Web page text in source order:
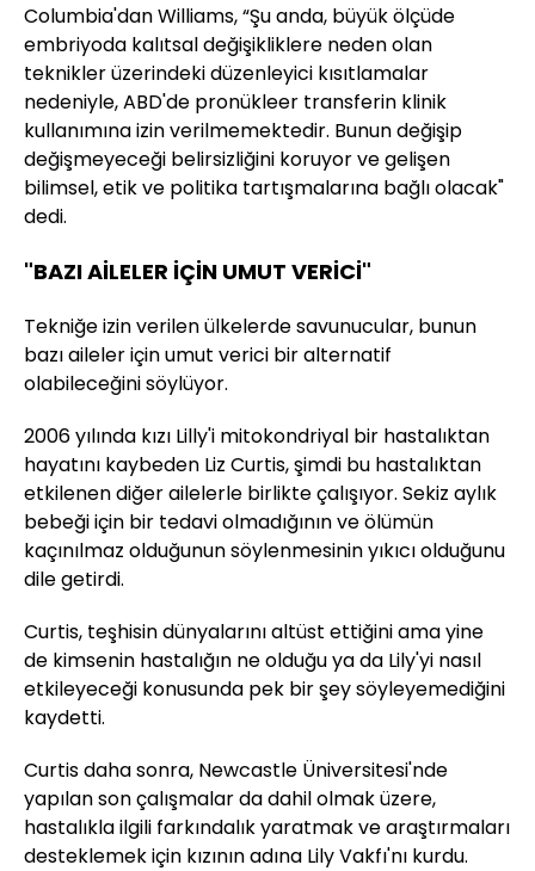
Columbia'dan Williams, “Şu anda, büyük ölçüde
embriyoda kalıtsal değişikliklere neden olan
teknikler üzerindeki düzenleyici kısıtlamalar
nedeniyle, ABD'de pronükleer transferin klinik
kullanımına izin verilmemektedir. Bunun değişip
değişmeyeceği belirsizliğini koruyor ve gelişen
bilimsel, etik ve politika tartışmalarına bağlı olacak"
dedi.
"BAZI AİLELER İÇİN UMUT VERİCİ"
Tekniğe izin verilen ülkelerde savunucular, bunun
bazı aileler için umut verici bir alternatif
olabileceğini söylüyor.
2006 yılında kızı Lilly'i mitokondriyal bir hastalıktan
hayatını kaybeden Liz Curtis, şimdi bu hastalıktan
etkilenen diğer ailelerle birlikte çalışıyor. Sekiz aylık
bebeği için bir tedavi olmadığının ve ölümün
kaçınılmaz olduğunun söylenmesinin yıkıcı olduğunu
dile getirdi.
Curtis, teşhisin dünyalarını altüst ettiğini ama yine
de kimsenin hastalığın ne olduğu ya da Lily'yi nasıl
etkileyeceği konusunda pek bir şey söyleyemediğini
kaydetti.
Curtis daha sonra, Newcastle Üniversitesi'nde
yapılan son çalışmalar da dahil olmak üzere,
hastalıkla ilgili farkındalık yaratmak ve araştırmaları
desteklemek için kızının adına Lily Vakfı'nı kurdu.